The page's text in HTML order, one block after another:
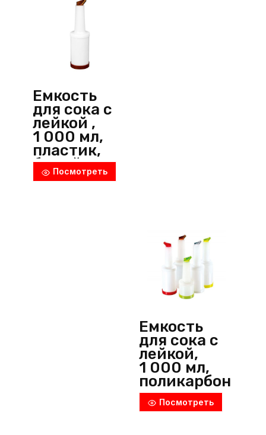
Емкость
для сока с
лейкой ,
1 000 мл,
пластик,
белый,
Пластик
Посмотреть
Емкость
для сока с
лейкой,
1 000 мл,
поликарбон
ат, микс,
P.L.Посмотреть